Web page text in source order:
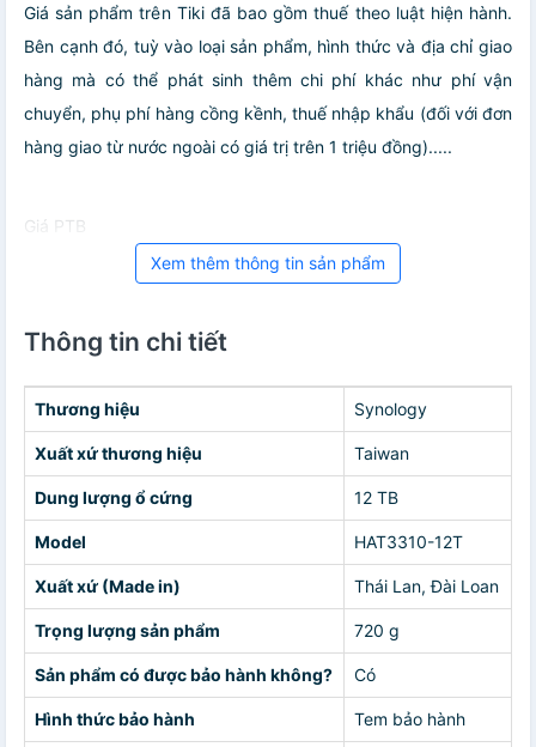
Giá sản phẩm trên Tiki đã bao gồm thuế theo luật hiện hành.
Bên cạnh đó, tuỳ vào loại sản phẩm, hình thức và địa chỉ giao
hàng mà có thể phát sinh thêm chi phí khác như phí vận
chuyển, phụ phí hàng cồng kềnh, thuế nhập khẩu (đối với đơn
hàng giao từ nước ngoài có giá trị trên 1 triệu đồng).....
Giá PTB
Xem thêm thông tin sản phẩm
Thông tin chi tiết
Thương hiệu Synology
Xuất xứ thương hiệu Taiwan
Dung lượng ổ cứng 12 TB
Model HAT3310-12T
Xuất xứ (Made in) Thái Lan, Đài Loan
Trọng lượng sản phẩm 720 g
Sản phẩm có được bảo hành không? Có
Hình thức bảo hành Tem bảo hành